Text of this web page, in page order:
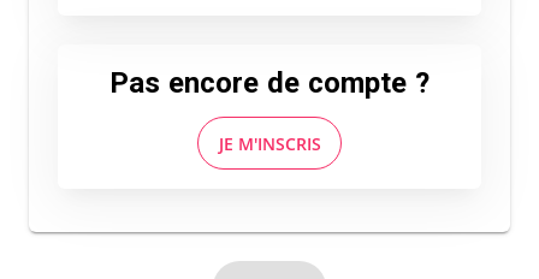
Pas encore de compte ?
JE M'INSCRIS